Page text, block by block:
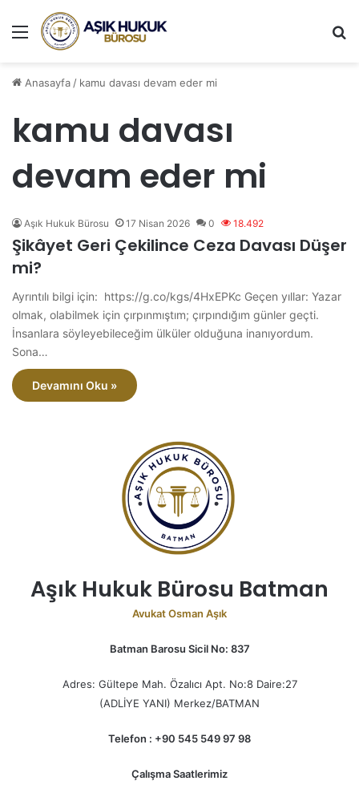
Menü
Anasayfa/ kamu davası devam eder mi
kamu davası
devam eder mi
Aşık Hukuk Bürosu 17 Nisan 2026 0 18.492
Şikâyet Geri Çekilince Ceza Davası Düşer
mi?
Ayrıntılı bilgi için: https://g.co/kgs/4HxEPKc Geçen yıllar: Yazar
olmak, olabilmek için çırpınmıştım; çırpındığım günler geçti.
İnsanlara söyleyebileceğim ülküler olduğuna inanıyordum.
Sona…
Devamını Oku »
Aşık Hukuk Bürosu Batman
Avukat Osman Aşık
Batman Barosu Sicil No: 837
Adres: Gültepe Mah. Özalıcı Apt. No:8 Daire:27
(ADLİYE YANI) Merkez/BATMAN
Telefon : +90 545 549 97 98
Çalışma Saatlerimiz